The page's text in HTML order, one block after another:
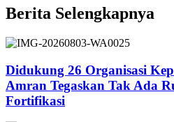
Berita Selengkapnya
Didukung 26 Organisasi
Amran Tegaskan Tak Ada
Fortifikasi